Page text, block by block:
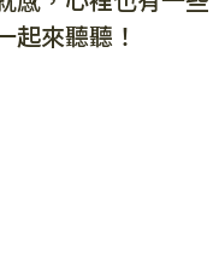
起來聽聽！